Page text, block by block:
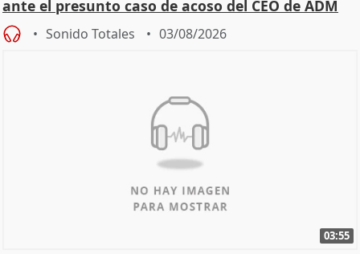
ante el presunto caso de acoso del CEO de ADM
Sonido Totales 03/08/2026
03:55